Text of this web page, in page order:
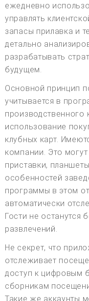
ежедневно
управлять
запасы прилавка и
детально
разрабатывать
будущем.
Основной принцип
учитывается в
использование
клубных карт.
компании. Это
приставки,
особенностей
программы в этом
автоматически
Гости не останутся
развлечений.
Не секрет, что
отслеживает
доступ к цифровым
сборникам
Такие же аккаунты